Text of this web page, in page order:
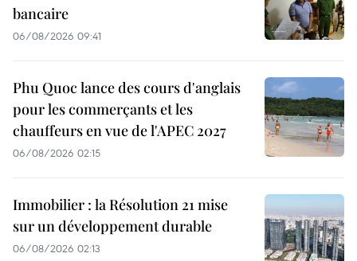
bancaire
06/08/2026 09:41
Phu Quoc lance des cours d'anglais
pour les commerçants et les
chauffeurs en vue de l'APEC 2027
06/08/2026 02:15
Immobilier : la Résolution 21 mise
sur un développement durable
06/08/2026 02:13